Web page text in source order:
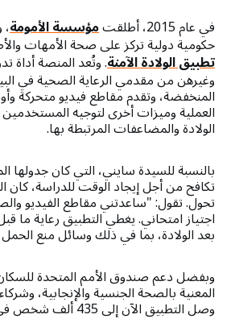
في عام 2015، أطلقت مؤسسة الأمومة
حكومية دولية تركز على صحة الأمهات
تطبيق الولادة الآمنة. وتُعد المنصة أداة
وغيرهن من مقدمي الرعاية الصحية في
المنخفضة، وتقدم مقاطع فيديو متحركة
العملية وميزات أخرى لتوجيه
الولادة والمضاعفات المرتبطة بها.
بالنسبة للسيدة سايني، التي كان جدولها
تكافح من أجل إيجاد الوقت للدراسة، كان
تحول. تقول: "ساعدتني مقاطع الفيديو
اجتياز امتحاني. يغطي التطبيق رعاية ما
بعد الولادة، بما في ذلك وسائل منع
وبفضل دعم صندوق الأمم المتحدة
المعنية بالصحة الجنسية والإنجابية،
وصل التطبيق الآن إلى 435 ألف شخص في أكثر من 70 دولة.